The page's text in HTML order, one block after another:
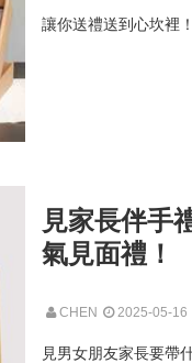
讓你送禮送到心坎裡
見家長伴手
氣見面禮！
CHEN 2025-05-16
見男女朋友家長要帶